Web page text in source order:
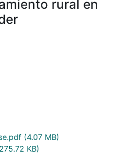
rural en
(4.07 MB)
KB)